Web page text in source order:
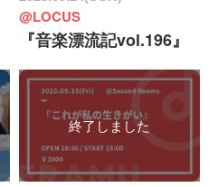
@LOCUS
『音楽漂流記vol.196』
終了しました